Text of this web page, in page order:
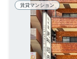
賃貸マンション